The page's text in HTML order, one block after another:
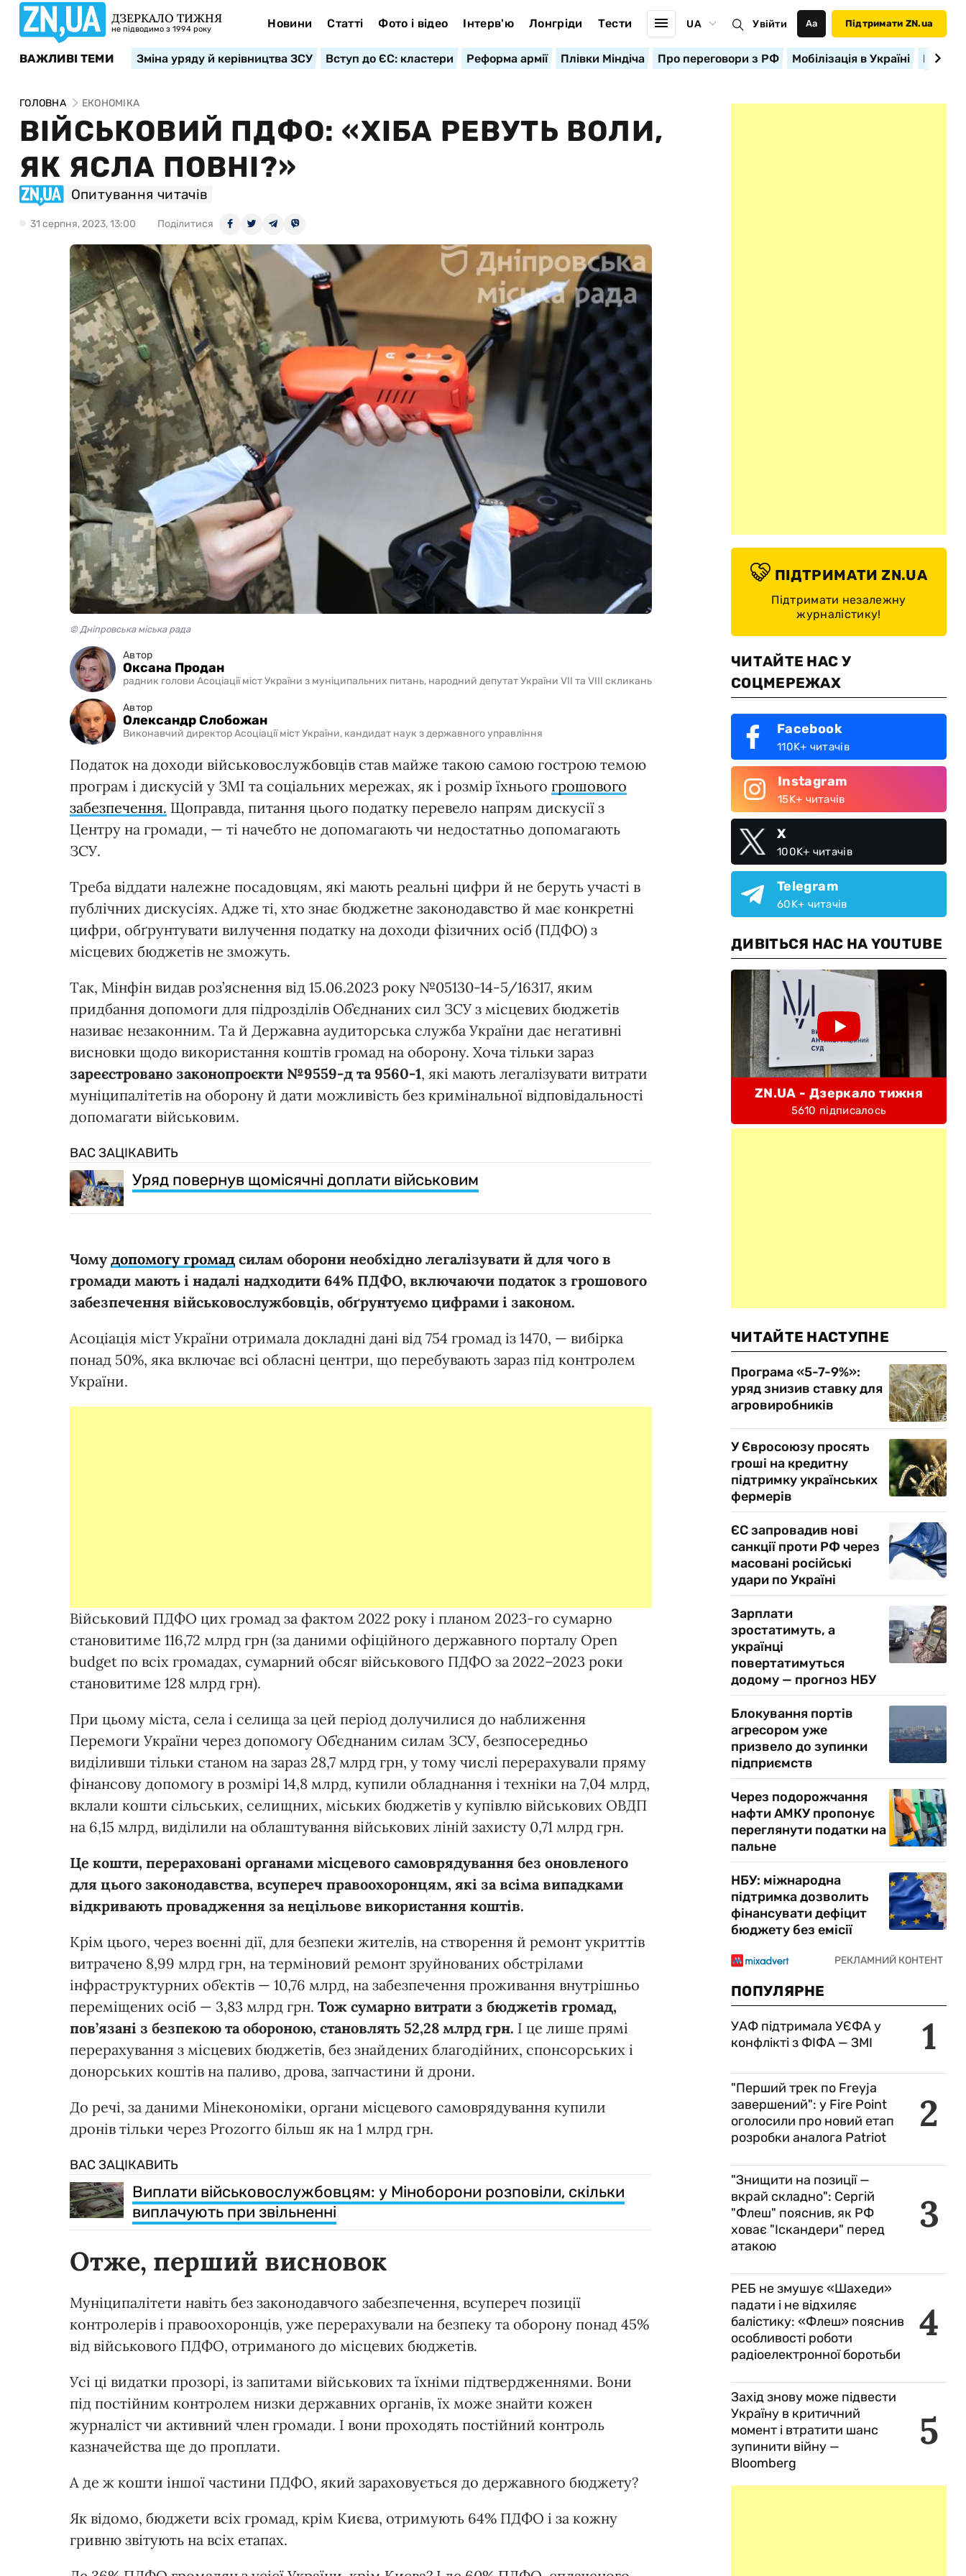
ДЗЕРКАЛО ТИЖНЯ
не підводимо з 1994 року Новини Статті Фото і відео Інтерв'ю Лонгріди Тести UA Увійти Аа Підтримати ZN.ua
ВАЖЛИВІ ТЕМИ Зміна уряду й керівництва ЗСУ Вступ до ЄС: кластери Реформа армії Плівки Міндіча Про переговори з РФ Мобілізація в Україні
ГОЛОВНА ЕКОНОМІКА
ВІЙСЬКОВИЙ ПДФО: «ХІБА РЕВУТЬ ВОЛИ,
ЯК ЯСЛА ПОВНІ?»
Опитування читачів
31 серпня, 2023, 13:00 Поділитися
© Дніпровська міська рада
Автор
Оксана Продан
радник голови Асоціації міст України з муніципальних питань, народний депутат України VII та VIII скликань
Автор
Олександр Слобожан
Виконавчий директор Асоціації міст України, кандидат наук з державного управління
Податок на доходи військовослужбовців став майже такою самою гострою темою
програм і дискусій у ЗМІ та соціальних мережах, як і розмір їхнього грошового
забезпечення. Щоправда, питання цього податку перевело напрям дискусії з
Центру на громади, — ті начебто не допомагають чи недостатньо допомагають
ЗСУ.
Треба віддати належне посадовцям, які мають реальні цифри й не беруть участі в
публічних дискусіях. Адже ті, хто знає бюджетне законодавство й має конкретні
цифри, обґрунтувати вилучення податку на доходи фізичних осіб (ПДФО) з
місцевих бюджетів не зможуть.
Так, Мінфін видав роз’яснення від 15.06.2023 року №05130-14-5/16317, яким
придбання допомоги для підрозділів Об’єднаних сил ЗСУ з місцевих бюджетів
називає незаконним. Та й Державна аудиторська служба України дає негативні
висновки щодо використання коштів громад на оборону. Хоча тільки зараз
зареєстровано законопроєкти №9559-д та 9560-1, які мають легалізувати витрати
муніципалітетів на оборону й дати можливість без кримінальної відповідальності
допомагати військовим.
ВАС ЗАЦІКАВИТЬ
Уряд повернув щомісячні доплати військовим
Чому допомогу громад силам оборони необхідно легалізувати й для чого в
громади мають і надалі надходити 64% ПДФО, включаючи податок з грошового
забезпечення військовослужбовців, обґрунтуємо цифрами і законом.
Асоціація міст України отримала докладні дані від 754 громад із 1470, — вибірка
понад 50%, яка включає всі обласні центри, що перебувають зараз під контролем
України.
Військовий ПДФО цих громад за фактом 2022 року і планом 2023-го сумарно
становитиме 116,72 млрд грн (за даними офіційного державного порталу Open
budget по всіх громадах, сумарний обсяг військового ПДФО за 2022–2023 роки
становитиме 128 млрд грн).
При цьому міста, села і селища за цей період долучилися до наближення
Перемоги України через допомогу Об’єднаним силам ЗСУ, безпосередньо
виділивши тільки станом на зараз 28,7 млрд грн, у тому числі перерахували пряму
фінансову допомогу в розмірі 14,8 млрд, купили обладнання і техніки на 7,04 млрд,
вклали кошти сільських, селищних, міських бюджетів у купівлю військових ОВДП
на 6,15 млрд, виділили на облаштування військових ліній захисту 0,71 млрд грн.
Це кошти, перераховані органами місцевого самоврядування без оновленого
для цього законодавства, всупереч правоохоронцям, які за всіма випадками
відкривають провадження за нецільове використання коштів.
Крім цього, через воєнні дії, для безпеки жителів, на створення й ремонт укриттів
витрачено 8,99 млрд грн, на терміновий ремонт зруйнованих обстрілами
інфраструктурних об’єктів — 10,76 млрд, на забезпечення проживання внутрішньо
переміщених осіб — 3,83 млрд грн. Тож сумарно витрати з бюджетів громад,
пов’язані з безпекою та обороною, становлять 52,28 млрд грн. І це лише прямі
перерахування з місцевих бюджетів, без знайдених благодійних, спонсорських і
донорських коштів на паливо, дрова, запчастини й дрони.
До речі, за даними Мінекономіки, органи місцевого самоврядування купили
дронів тільки через Prozorro більш як на 1 млрд грн.
ВАС ЗАЦІКАВИТЬ
Виплати військовослужбовцям: у Міноборони розповіли, скільки
виплачують при звільненні
Отже, перший висновок
Муніципалітети навіть без законодавчого забезпечення, всупереч позиції
контролерів і правоохоронців, уже перерахували на безпеку та оборону понад 45%
від військового ПДФО, отриманого до місцевих бюджетів.
Усі ці видатки прозорі, із запитами військових та їхніми підтвердженнями. Вони
під постійним контролем низки державних органів, їх може знайти кожен
журналіст чи активний член громади. І вони проходять постійний контроль
казначейства ще до проплати.
А де ж кошти іншої частини ПДФО, який зараховується до державного бюджету?
Як відомо, бюджети всіх громад, крім Києва, отримують 64% ПДФО і за кожну
гривню звітують на всіх етапах.
ПІДТРИМАТИ ZN.UA
Підтримати незалежну
журналістику!
ЧИТАЙТЕ НАС У
СОЦМЕРЕЖАХ
Facebook
110K+ читачів
Instagram
15K+ читачів
X
100K+ читачів
Telegram
60K+ читачів
ДИВІТЬСЯ НАС НА YOUTUBE
ZN.UA - Дзеркало тижня
5610 підписалось
ЧИТАЙТЕ НАСТУПНЕ
Програма «5-7-9%»:
уряд знизив ставку для
агровиробників
У Євросоюзу просять
гроші на кредитну
підтримку українських
фермерів
ЄС запровадив нові
санкції проти РФ через
масовані російські
удари по Україні
Зарплати
зростатимуть, а
українці
повертатимуться
додому — прогноз НБУ
Блокування портів
агресором уже
призвело до зупинки
підприємств
Через подорожчання
нафти АМКУ пропонує
переглянути податки на
пальне
НБУ: міжнародна
підтримка дозволить
фінансувати дефіцит
бюджету без емісії
ПОПУЛЯРНЕ
1
УАФ підтримала УЄФА у
конфлікті з ФІФА — ЗМІ
2
"Перший трек по Freyja
завершений": у Fire Point
оголосили про новий етап
розробки аналога Patriot
3
"Знищити на позиції —
вкрай складно": Сергій
"Флеш" пояснив, як РФ
ховає "Іскандери" перед
атакою
4
РЕБ не змушує «Шахеди»
падати і не відхиляє
балістику: «Флеш» пояснив
особливості роботи
радіоелектронної боротьби
5
Захід знову може підвести
Україну в критичний
момент і втратити шанс
зупинити війну —
Bloomberg